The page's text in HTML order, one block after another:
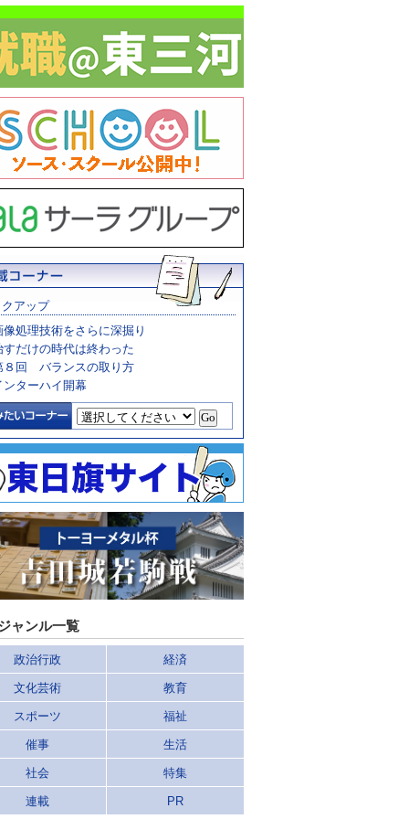
アップ
像処理技術をさらに深掘り
すだけの時代は終わった
８回 バランスの取り方
ンターハイ開幕
ャンル一覧
政治行政 経済
文化芸術 教育
スポーツ 福祉
催事 生活
社会 特集
連載 PR